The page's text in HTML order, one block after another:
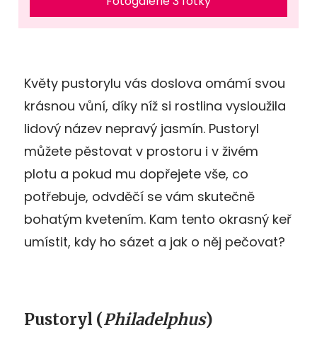
Květy pustorylu vás doslova omámí svou
krásnou vůní, díky níž si rostlina vysloužila
lidový název nepravý jasmín. Pustoryl
můžete pěstovat v prostoru i v živém
plotu a pokud mu dopřejete vše, co
potřebuje, odvděčí se vám skutečně
bohatým kvetením. Kam tento okrasný keř
umístit, kdy ho sázet a jak o něj pečovat?
Pustoryl (Philadelphus)